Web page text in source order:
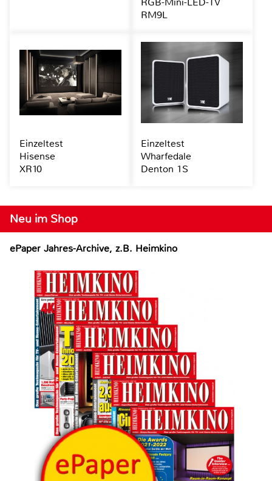
Neu im Shop
ePaper Jahres-Archive, z.B. Heimkino
RM9L
Einzeltest
Hisense
XR10
Einzeltest
Wharfedale
Denton 1S